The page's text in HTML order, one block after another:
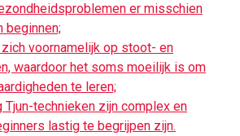
er misschien
beginnen;
zich voornamelijk op stoot- en
waardoor het soms moeilijk is om
te leren;
Tjun-technieken zijn complex en
lastig te begrijpen zijn.